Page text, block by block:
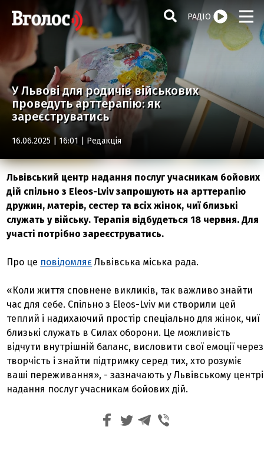
РАДІО
У Львові для родичів військових
проведуть арттерапію: як
зареєструватись
16.06.2025 | 16:01 | Редакція
Львівський центр надання послуг учасникам бойових
дій спільно з Eleos-Lviv запрошують на арттерапію
дружин, матерів, сестер та всіх жінок, чиї близькі
служать у війську. Терапія відбудеться 18 червня. Для
участі потрібно зареєструватись.
Про це повідомляє Львівська міська рада.
«Коли життя сповнене викликів, так важливо знайти
час для себе. Спільно з Eleos-Lviv ми створили цей
теплий і надихаючий простір спеціально для жінок, чиї
близькі служать в Силах оборони. Це можливість
відчути внутрішній баланс, висловити свої емоції через
творчість і знайти підтримку серед тих, хто розуміє
ваші переживання», - зазначають у Львівському центрі
надання послуг учасникам бойових дій.